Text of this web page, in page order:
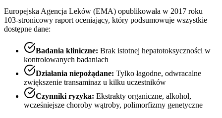
Europejska Agencja Leków (EMA) opublikowała w 2017 roku
103-stronicowy raport oceniający, który podsumowuje wszystkie
dostępne dane:
Badania kliniczne: Brak istotnej hepatotoksyczności w
kontrolowanych badaniach
Działania niepożądane: Tylko łagodne, odwracalne
zwiększenie transaminaz u kilku uczestników
Czynniki ryzyka: Ekstrakty organiczne, alkohol,
wcześniejsze choroby wątroby, polimorfizmy genetyczne